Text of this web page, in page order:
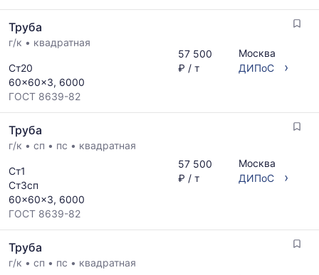
месяц.
Статистика
по
актуальным
предложениям
и
обновляется
по
обновления
прайс-
листов.
поставщиков
по
запросу
Труба
г/к • квадратная
Ст20
60x60x3, 6000
ГОСТ 8639-82
57 500
₽ / т
Москва
ДИПоС
›
Труба
г/к • сп • пс • квадратная
Ст1
Ст3сп
60x60x3, 6000
ГОСТ 8639-82
57 500
₽ / т
Москва
ДИПоС
›
Труба
г/к • сп • пс • квадратная